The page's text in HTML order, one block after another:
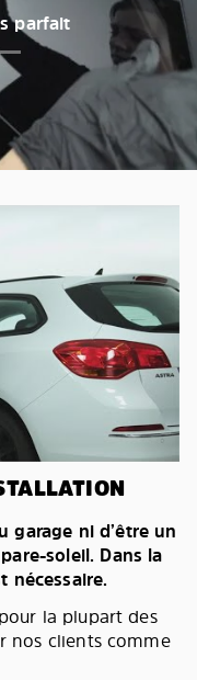
parfait
garage ni d’être un
soleil. Dans la
nécessaire.
la plupart des
nos clients comme